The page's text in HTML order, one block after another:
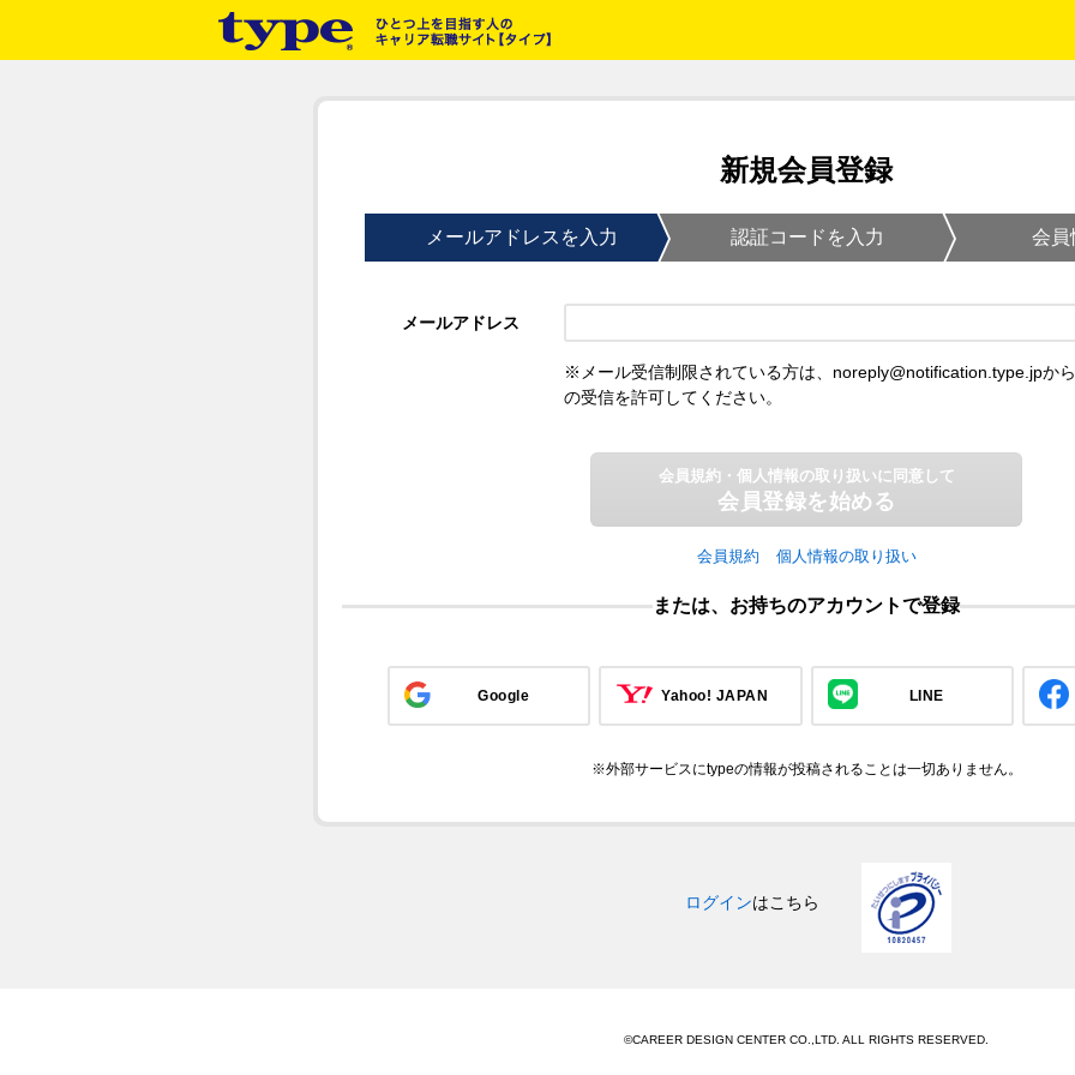
新規会員登録
メールアドレスを入力 認証コードを入力 会員
メールアドレス
※メール受信制限されている方は、noreply@notification.type.jpから
の受信を許可してください。
会員規約・個人情報の取り扱いに同意して
会員登録を始める
会員規約 個人情報の取り扱い
または、お持ちのアカウントで登録
Google Yahoo! JAPAN LINE
※外部サービスにtypeの情報が投稿されることは一切ありません。
ログインはこちら
©CAREER DESIGN CENTER CO.,LTD. ALL RIGHTS RESERVED.